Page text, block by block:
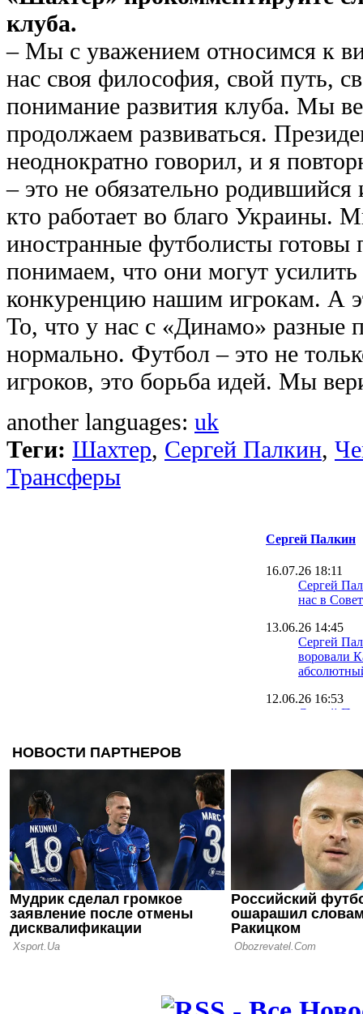
клуба.
– Мы с уважением относимся к
нас своя философия, свой путь,
понимание развития клуба. Мы
продолжаем развиваться.
неоднократно говорил, и я
– это не обязательно
кто работает во благо Украины.
иностранные футболисты
понимаем, что они могут усилить
конкуренцию нашим игрокам. А
То, что у нас с «Динамо» разные
нормально. Футбол – это не
игроков, это борьба идей. Мы
another languages: uk
Теги: Шахтер, Сергей Палкин,
Трансферы
Сергей Палкин
16.07.26 18:11
Сергей
нас в
13.06.26 14:45
Сергей
воровали
12.06.26 16:53
Сергей
Ринат
встречу с
Ардой
13.05.26 16:11
Палкин:
это